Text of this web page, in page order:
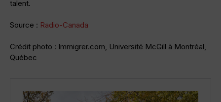
talent.
Source : Radio-Canada
Crédit photo : Immigrer.com, Université McGill à Montréal,
Québec